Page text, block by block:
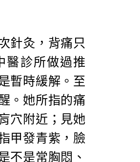
針灸，背痛只
醫診所做過推
暫時緩解。至
。她所指的痛
穴附近；見她
甲發青紫，臉
不是常胸悶、